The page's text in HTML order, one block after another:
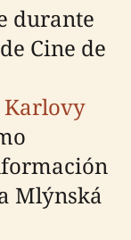
durante
Cine de
Karlovy
Mlýnská